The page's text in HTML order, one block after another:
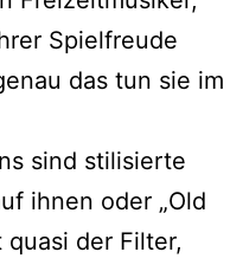
Spielfreude
das tun sie im
sind stilisierte
ihnen oder „Old
quasi der Filter,